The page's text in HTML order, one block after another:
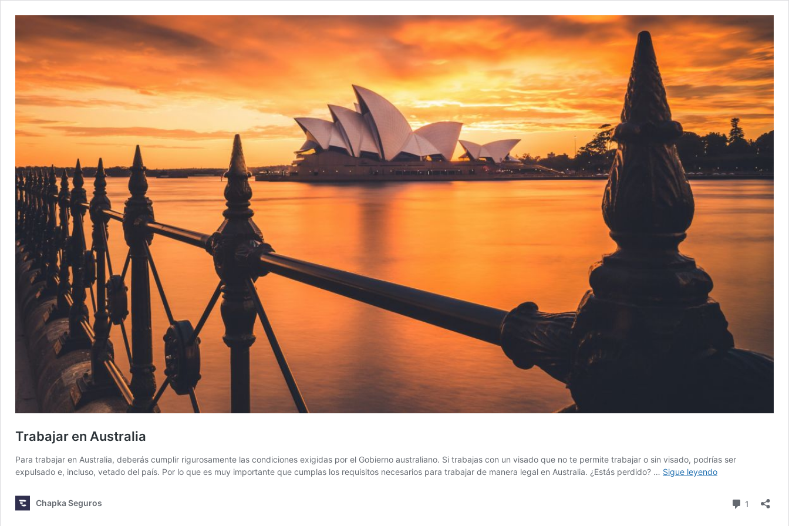
Trabajar en Australia
Para trabajar en Australia, deberás cumplir rigurosamente las condiciones exigidas por el Gobierno australiano. Si trabajas con un visado que no te permite trabajar o sin visado, podrías ser
expulsado e, incluso, vetado del país. Por lo que es muy importante que cumplas los requisitos necesarios para trabajar de manera legal en Australia. ¿Estás perdido? … Sigue leyendoTrabajar
Chapka Seguros 1